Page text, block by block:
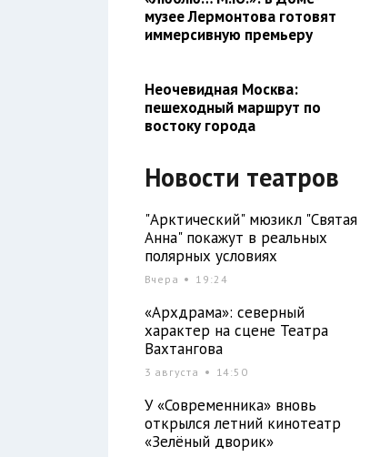
музее Лермонтова готовят
иммерсивную премьеру
Неочевидная Москва:
пешеходный маршрут по
востоку города
Новости театров
"Арктический" мюзикл "Святая
Анна" покажут в реальных
полярных условиях
Вчера 19:24
«Архдрама»: северный
характер на сцене Театра
Вахтангова
3 августа 14:50
У «Современника» вновь
открылся летний кинотеатр
«Зелёный дворик»